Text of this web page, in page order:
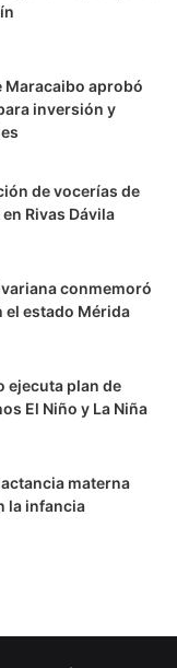
Maracaibo aprobó
inversión y
de vocerías de
Rivas Dávila
conmemoró
el estado Mérida
ejecuta plan de
El Niño y La Niña
materna
la infancia